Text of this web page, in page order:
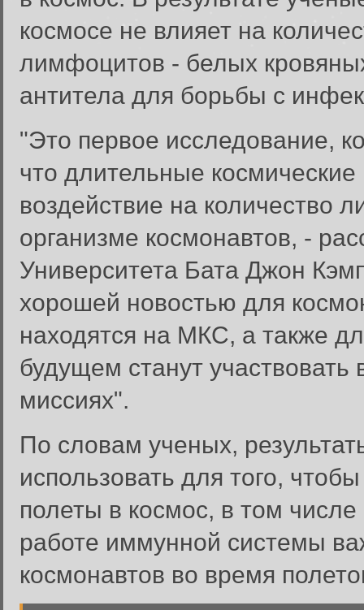
космосе не влияет на
лимфоцитов - белых
антитела для борьбы с
"Это первое исследование,
что длительные
воздействие на количество
организме космонавтов, -
Университета Бата Джон
хорошей новостью для
находятся на МКС, а также
будущем станут
миссиях".
По словам ученых,
использовать для того,
полеты в космос, в том
работе иммунной системы
космонавтов во время